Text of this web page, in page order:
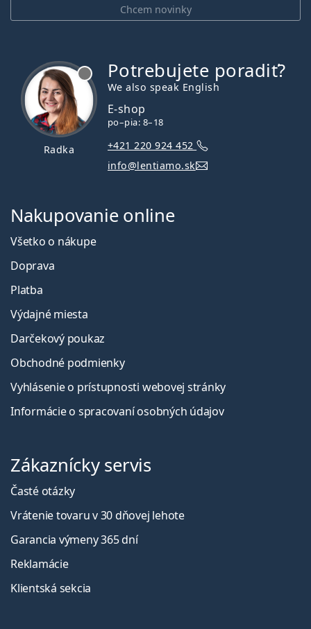
Chcem novinky
Radka
Potrebujete poradiť?
We also speak English
E-shop
po–pia: 8–18
+421 220 924 452
info@lentiamo.sk
Nakupovanie online
Všetko o nákupe
Doprava
Platba
Výdajné miesta
Darčekový poukaz
Obchodné podmienky
Vyhlásenie o prístupnosti webovej stránky
Informácie o spracovaní osobných údajov
Zákaznícky servis
Časté otázky
Vrátenie tovaru v 30 dňovej lehote
Garancia výmeny 365 dní
Reklamácie
Klientská sekcia